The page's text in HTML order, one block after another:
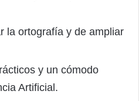
la ortografía y de ampliar
y un cómodo
Artificial.